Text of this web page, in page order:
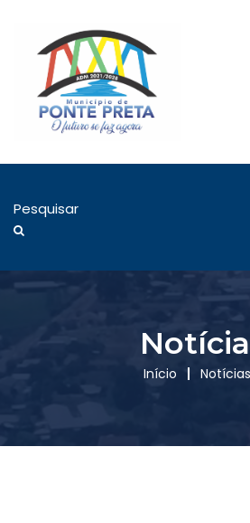
Início Notícias